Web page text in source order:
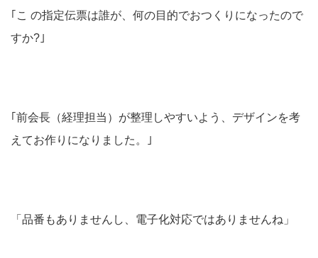
｢こ の指定伝票は誰が、何の目的でおつくりになったので
すか?｣
｢前会長（経理担当）が整理しやすいよう、デザインを考
えてお作りになりました。｣
「品番もありませんし、電子化対応ではありませんね」